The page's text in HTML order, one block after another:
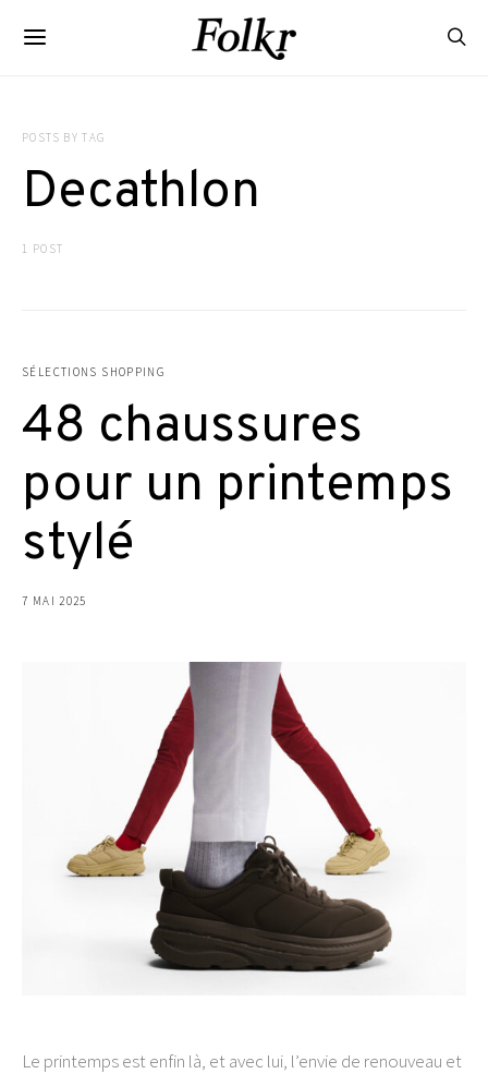
POSTS BY TAG
Decathlon
1 POST
SÉLECTIONS SHOPPING
48 chaussures
pour un printemps
stylé
7 MAI 2025
Le printemps est enfin là, et avec lui, l’envie de renouveau et